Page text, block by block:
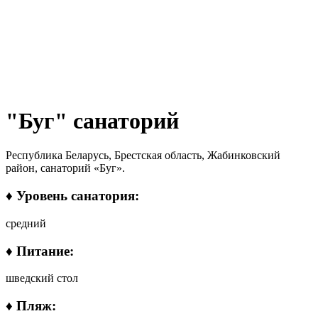
"Буг" санаторий
Республика Беларусь, Брестская область, Жабинковский
район, санаторий «Буг».
♦ Уровень санатория:
средний
♦ Питание:
шведский стол
♦ Пляж: